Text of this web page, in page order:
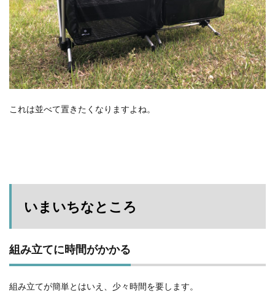
これは並べて置きたくなりますよね。
いまいちなところ
組み立てに時間がかかる
組み立てが簡単とはいえ、少々時間を要します。